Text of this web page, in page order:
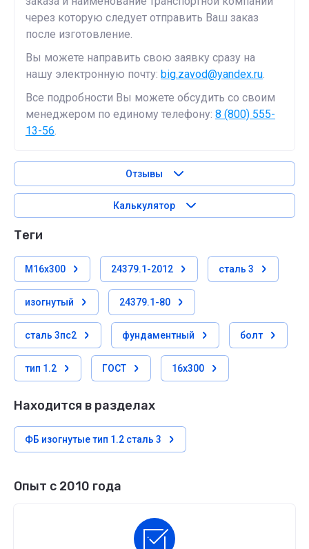
через которую следует отправить Ваш заказ
после изготовление.
Вы можете направить свою заявку сразу на
нашу электронную почту: big.zavod@yandex.ru
Все подробности Вы можете обсудить со своим
менеджером по единому телефону: 8 (800) 555-
13-56
Отзывы
Калькулятор
теги
М16х300 24379.1-2012 сталь 3
изогнутый 24379.1-80
сталь 3пс2 фундаментный болт
тип 1.2 ГОСТ 16х300
Находится в разделах
ФБ изогнутые тип 1.2 сталь 3
Опыт с 2010 года